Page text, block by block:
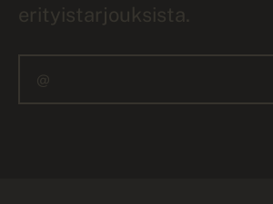
erityistarjouksista.